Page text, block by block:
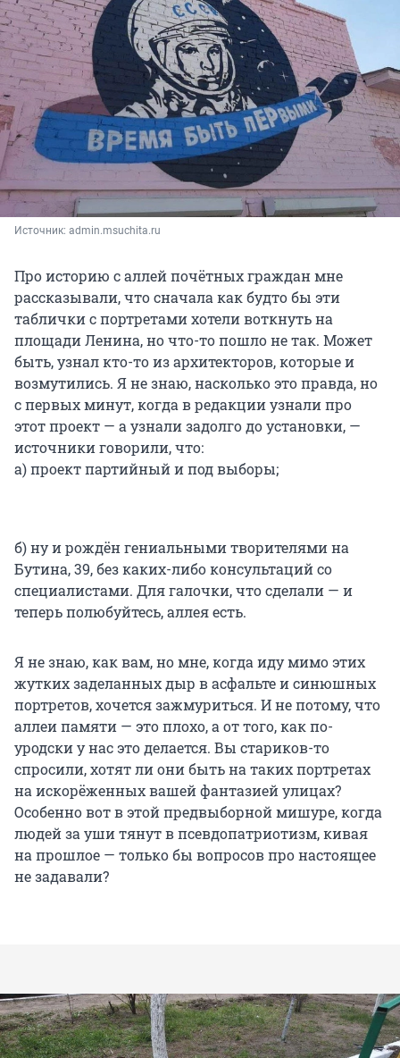
Источник: admin.msuchita.ru
Про историю с аллей почётных граждан мне
рассказывали, что сначала как будто бы эти
таблички с портретами хотели воткнуть на
площади Ленина, но что-то пошло не так. Может
быть, узнал кто-то из архитекторов, которые и
возмутились. Я не знаю, насколько это правда, но
с первых минут, когда в редакции узнали про
этот проект — а узнали задолго до установки, —
источники говорили, что:
а) проект партийный и под выборы;
б) ну и рождён гениальными творителями на
Бутина, 39, без каких-либо консультаций со
специалистами. Для галочки, что сделали — и
теперь полюбуйтесь, аллея есть.
Я не знаю, как вам, но мне, когда иду мимо этих
жутких заделанных дыр в асфальте и синюшных
портретов, хочется зажмуриться. И не потому, что
аллеи памяти — это плохо, а от того, как по-
уродски у нас это делается. Вы стариков-то
спросили, хотят ли они быть на таких портретах
на искорёженных вашей фантазией улицах?
Особенно вот в этой предвыборной мишуре, когда
людей за уши тянут в псевдопатриотизм, кивая
на прошлое — только бы вопросов про настоящее
не задавали?